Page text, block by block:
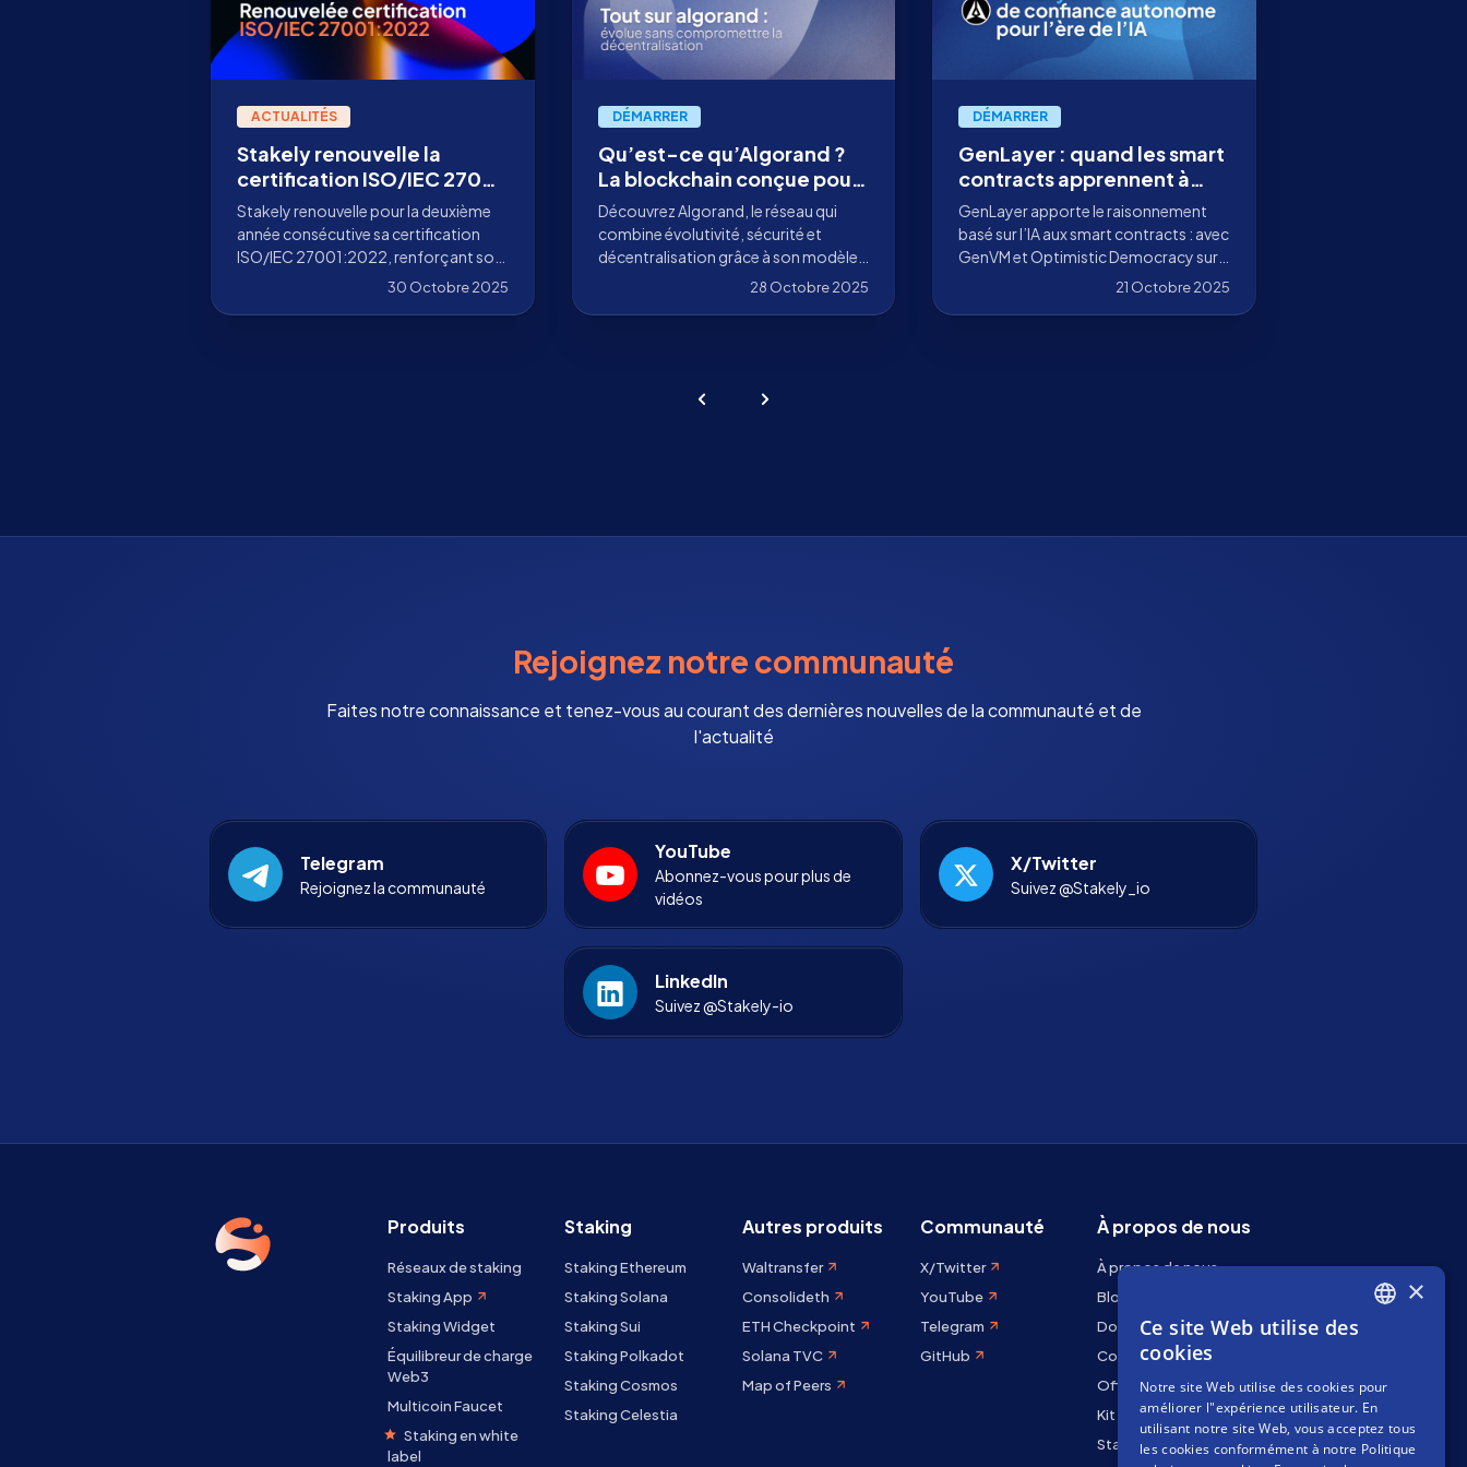
ACTUALITÉS
Stakely renouvelle la
certification ISO/IEC 27001
en 2025 pour la deuxième
année consécutive
Stakely renouvelle pour la deuxième
année consécutive sa certification
ISO/IEC 27001:2022, renforçant son
engagement envers la sécurité30 Octobre 2025
DÉMARRER
Qu’est-ce qu’Algorand ?
La blockchain conçue pour
évoluer sans compromettre
la décentralisation
Découvrez Algorand, le réseau qui
combine évolutivité, sécurité et
décentralisation grâce à son modèle
PPoS. Apprenez comment il28 Octobre 2025
DÉMARRER
GenLayer : quand les smart
contracts apprennent à
penser
GenLayer apporte le raisonnement
basé sur l’IA aux smart contracts : avec
GenVM et Optimistic Democracy sur
un zk rollup d’Ethereum, les contrats
21 Octobre 2025
Rejoignez notre communauté
Faites notre connaissance et tenez-vous au courant des dernières nouvelles de la communauté et de
l'actualité
Telegram
Rejoignez la communauté
YouTube
Abonnez-vous pour plus de
vidéos
X/Twitter
Suivez @Stakely_io
LinkedIn
Suivez @Stakely-io
Produits
Réseaux de staking
Staking App
Staking Widget
Équilibreur de charge
Web3
Multicoin Faucet
Staking en white
label
Staking
Staking Ethereum
Staking Solana
Staking Sui
Staking Polkadot
Staking Cosmos
Staking Celestia
Autres produits
Waltransfer
Consolideth
ETH Checkpoint
Solana TVC
Map of Peers
Communauté
X/Twitter
YouTube
Telegram
GitHub
À propos de nous
À propos de nous
Blog
Docs
Contactez-nous
Offres d'emploi
Kit de marque
Staking Rewards
FRENCH
×
Ce site Web utilise des
cookies
Notre site Web utilise des cookies pour
améliorer l"expérience utilisateur. En
utilisant notre site Web, vous acceptez tous
les cookies conformément à notre Politique